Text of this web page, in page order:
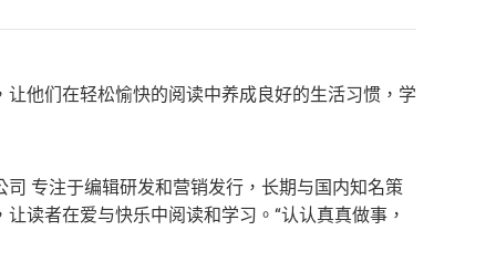
他们在轻松愉快的阅读中养成良好的生活习惯，学
专注于编辑研发和营销发行，长期与国内知名策
读者在爱与快乐中阅读和学习。“认认真真做事，